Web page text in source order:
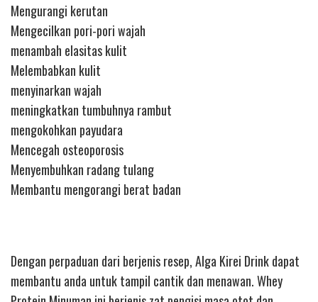
Mengurangi kerutan
Mengecilkan pori-pori wajah
menambah elasitas kulit
Melembabkan kulit
menyinarkan wajah
meningkatkan tumbuhnya rambut
mengokohkan payudara
Mencegah osteoporosis
Menyembuhkan radang tulang
Membantu mengorangi berat badan
Dengan perpaduan dari berjenis resep, Alga Kirei Drink dapat
membantu anda untuk tampil cantik dan menawan. Whey